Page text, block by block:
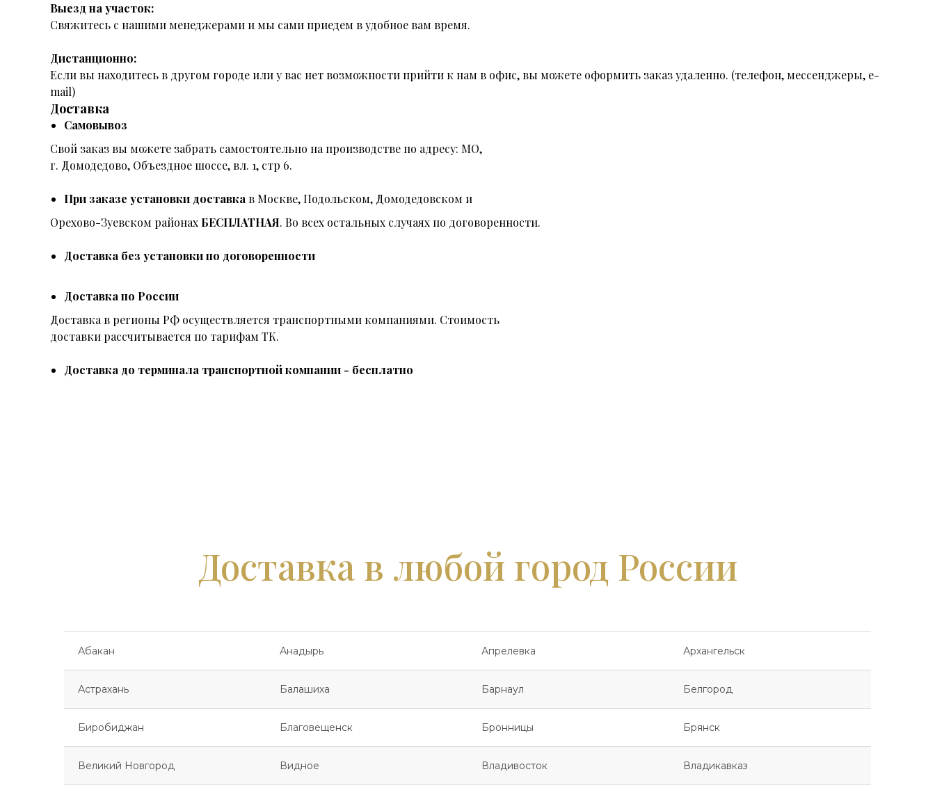
Выезд на участок:
Свяжитесь с нашими менеджерами и мы сами приедем в удобное вам время.
Дистанционно:
Если вы находитесь в другом городе или у вас нет возможности прийти к нам в офис, вы можете оформить заказ удаленно. (телефон, мессенджеры, e-
mail)
Доставка
Самовывоз
Свой заказ вы можете забрать самостоятельно на производстве по адресу: МО,
г. Домодедово, Объездное шоссе, вл. 1, стр 6.
При заказе установки доставка в Москве, Подольском, Домодедовском и
Орехово-Зуевском районах БЕСПЛАТНАЯ. Во всех остальных случаях по договоренности.
Доставка без установки по договоренности
Доставка по России
Доставка в регионы РФ осуществляется транспортными компаниями. Стоимость
доставки рассчитывается по тарифам ТК.
Доставка до терминала транспортной компании - бесплатно
Доставка в любой город России
Абакан Анадырь Апрелевка Архангельск
Астрахань Балашиха Барнаул Белгород
Биробиджан Благовещенск Бронницы Брянск
Великий Новгород Видное Владивосток Владикавказ